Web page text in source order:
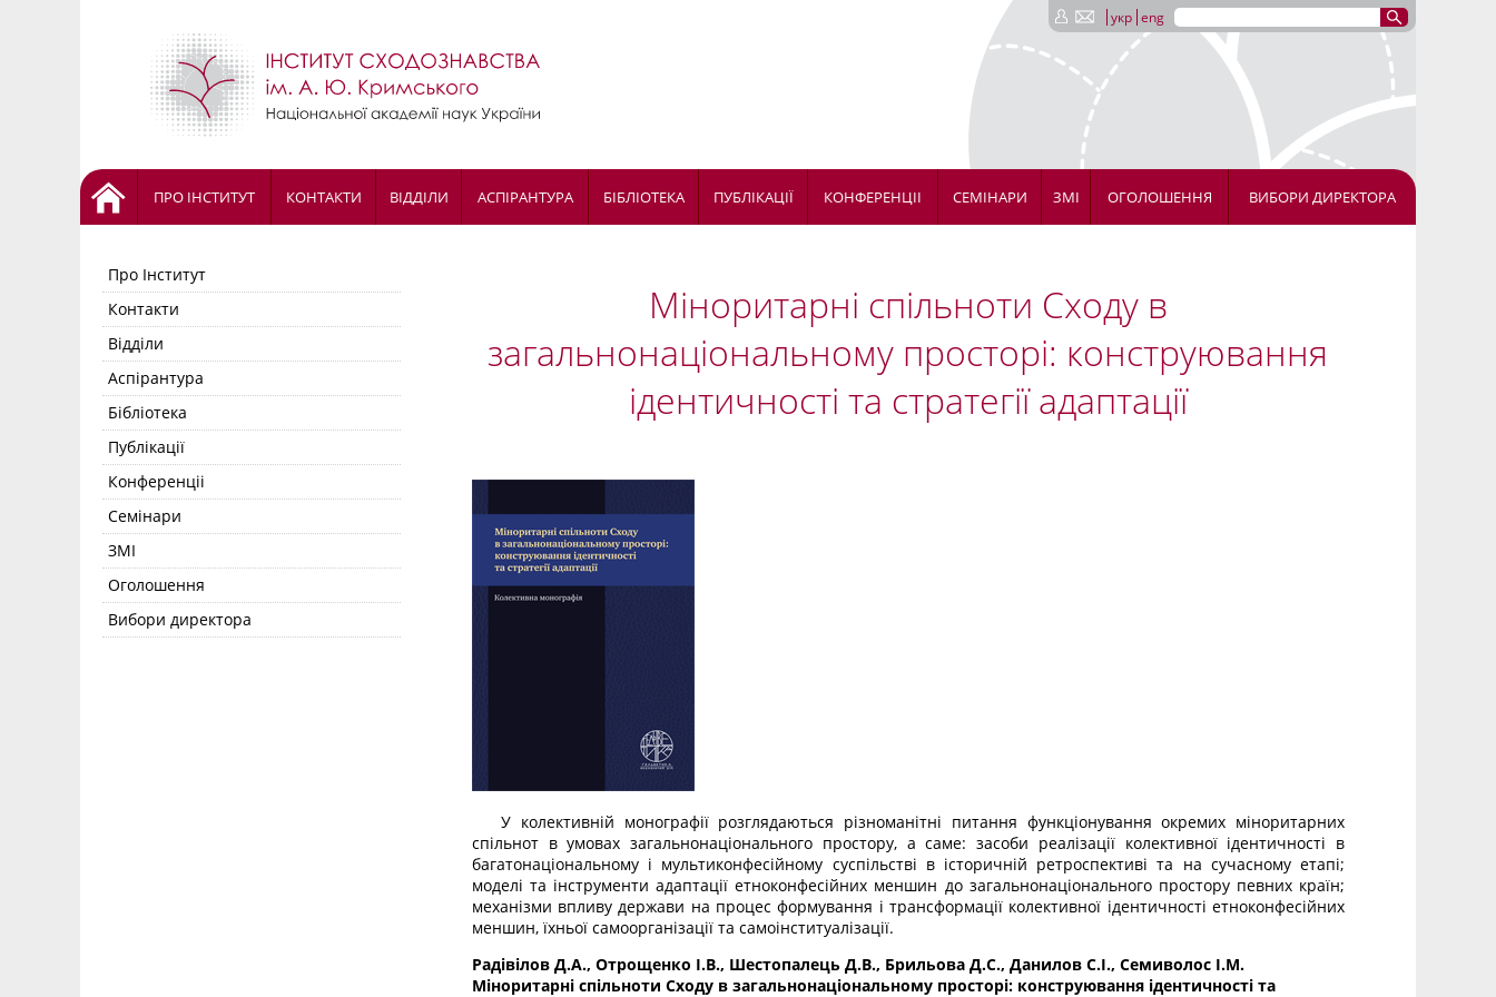
укр eng
ПРО ІНСТИТУТ КОНТАКТИ ВІДДІЛИ АСПІРАНТУРА БІБЛІОТЕКА ПУБЛІКАЦІЇ КОНФЕРЕНЦІІ СЕМІНАРИ ЗМІ ОГОЛОШЕННЯ ВИБОРИ ДИРЕКТОРА
Про Інститут
Контакти
Відділи
Аспірантура
Бібліотека
Публікації
Конференціі
Семінари
ЗМІ
Оголошення
Вибори директора
Міноритарні спільноти Сходу в
загальнонаціональному просторі: конструювання
ідентичності та стратегії адаптації
У колективній монографії розглядаються різноманітні питання функціонування окремих міноритарних
спільнот в умовах загальнонаціонального простору, а саме: засоби реалізації колективної ідентичності в
багатонаціональному і мультиконфесійному суспільстві в історичній ретроспективі та на сучасному етапі;
моделі та інструменти адаптації етноконфесійних меншин до загальнонаціонального простору певних країн;
механізми впливу держави на процес формування і трансформації колективної ідентичності етноконфесійних
меншин, їхньої самоорганізації та самоінституалізації.
Радівілов Д.А., Отрощенко І.В., Шестопалець Д.В., Брильова Д.С., Данилов С.І., Семиволос І.М.
Міноритарні спільноти Сходу в загальнонаціональному просторі: конструювання ідентичності та